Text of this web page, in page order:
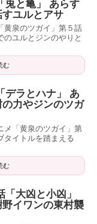
兎と亀」 あらす
ユルとアサ
泉のツガイ」第５話
ユルとジンのやりと
む
デラとハナ」 あ
力やジンのツガ
「黄泉のツガイ」第
イトルを踏まえる
む
大凶と小凶」
イワンの東村襲